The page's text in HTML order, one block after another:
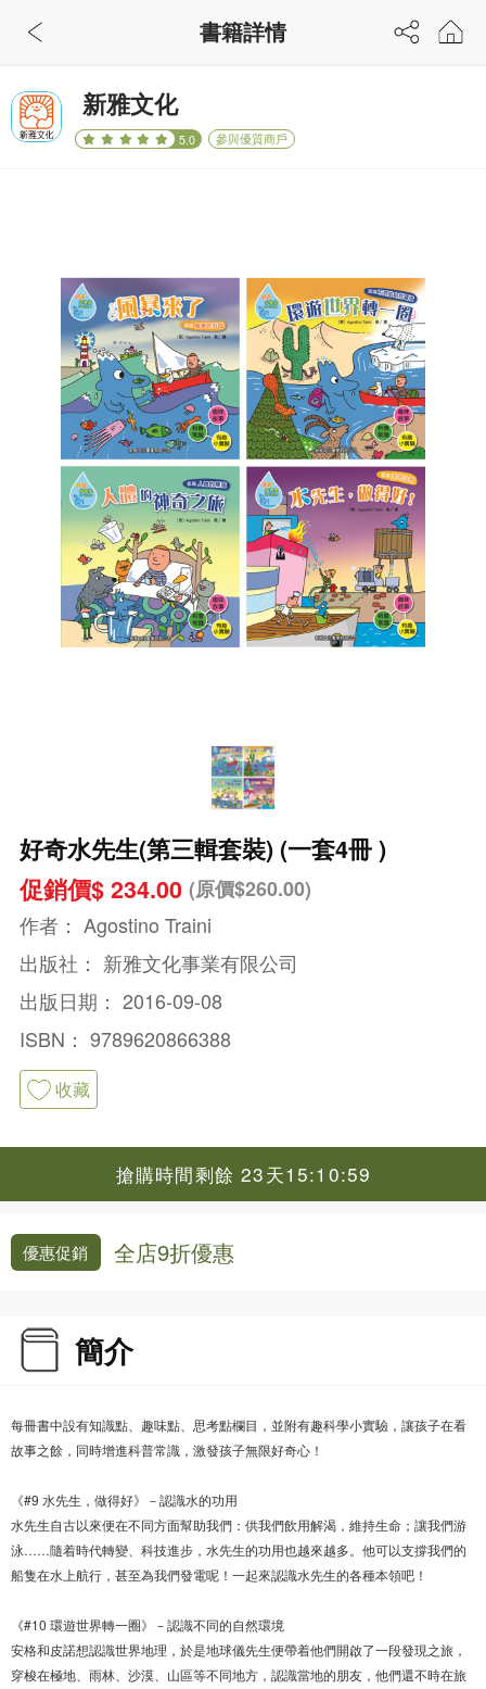
新雅文化
5.0 參與優質商戶
好奇水先生(第三輯套裝) (一套4冊 )
促銷價$ 234.00 (原價$260.00)
作者： Agostino Traini
出版社： 新雅文化事業有限公司
出版日期： 2016-09-08
ISBN： 9789620866388
收藏
搶購時間剩餘 23天15:10:59
優惠促銷 全店9折優惠
簡介
每冊書中設有知識點、趣味點、思考點欄目，並附有趣科學小實驗，讓孩子在看
故事之餘，同時增進科普常識，激發孩子無限好奇心！
《#9 水先生，做得好》－認識水的功用
水先生自古以來便在不同方面幫助我們：供我們飲用解渴，維持生命；讓我們游
泳……隨着時代轉變、科技進步，水先生的功用也越來越多。他可以支撐我們的
船隻在水上航行，甚至為我們發電呢！一起來認識水先生的各種本領吧！
《#10 環遊世界轉一圈》－認識不同的自然環境
安格和皮諾想認識世界地理，於是地球儀先生便帶着他們開啟了一段發現之旅，
穿梭在極地、雨林、沙漠、山區等不同地方，認識當地的朋友，他們還不時在旅
書籍詳情